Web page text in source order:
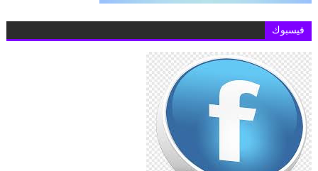
فيسبوك